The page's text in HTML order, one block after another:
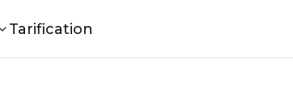
Tarification